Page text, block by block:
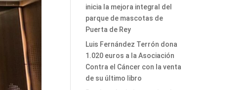
inicia la mejora integral del
parque de mascotas de
Puerta de Rey
Luis Fernández Terrón dona
1.020 euros a la Asociación
Contra el Cáncer con la venta
de su último libro